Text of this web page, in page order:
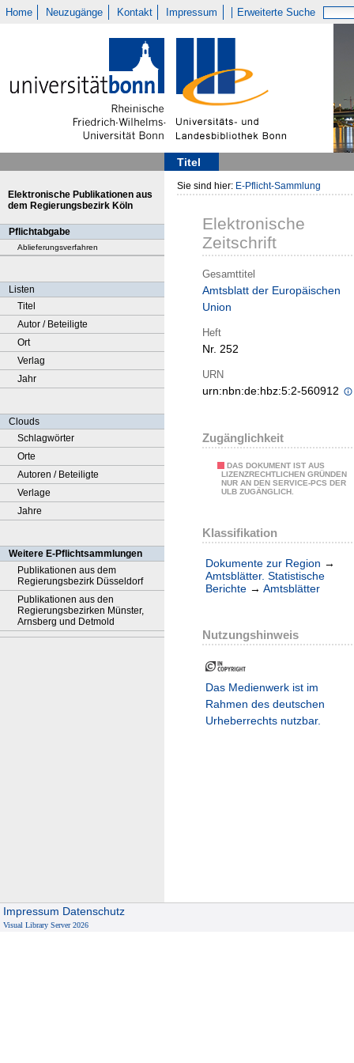
Home Neuzugänge Kontakt Impressum Erweiterte Suche
Titel
Elektronische Publikationen aus
dem Regierungsbezirk Köln
Pflichtabgabe
Ablieferungsverfahren
Listen
Titel
Autor / Beteiligte
Ort
Verlag
Jahr
Clouds
Schlagwörter
Orte
Autoren / Beteiligte
Verlage
Jahre
Weitere E-Pflichtsammlungen
Publikationen aus dem
Regierungsbezirk Düsseldorf
Publikationen aus den
Regierungsbezirken Münster,
Arnsberg und Detmold
Sie sind hier: E-Pflicht-Sammlung
Elektronische
Zeitschrift
Gesamttitel
Amtsblatt der Europäischen
Union
Heft
Nr. 252
URN
urn:nbn:de:hbz:5:2-560912
Zugänglichkeit
DAS DOKUMENT IST AUS
LIZENZRECHTLICHEN GRÜNDEN
NUR AN DEN SERVICE-PCS DER
ULB ZUGÄNGLICH.
Klassifikation
Dokumente zur Region →
Amtsblätter. Statistische
Berichte → Amtsblätter
Nutzungshinweis
Das Medienwerk ist im
Rahmen des deutschen
Urheberrechts nutzbar.
Impressum Datenschutz
Visual Library Server 2026